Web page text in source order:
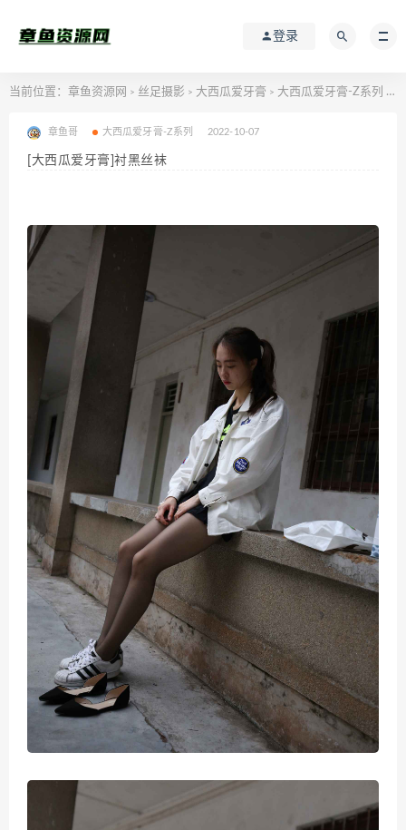
登录
当前位置： 章鱼资源网 > 丝足摄影 > 大西瓜爱牙膏 > 大西瓜爱牙膏-Z系列 >[
章鱼哥 大西瓜爱牙膏-Z系列 2022-10-07
[大西瓜爱牙膏]衬黑丝袜